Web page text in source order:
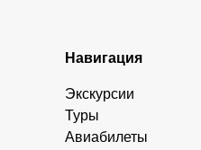
Навигация
Экскурсии
Туры
Авиабилеты